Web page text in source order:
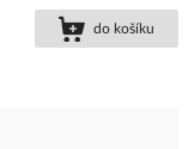
do košíku